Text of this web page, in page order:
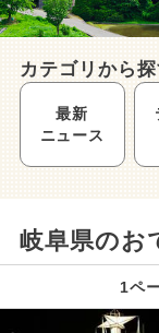
カテゴリから
最新
ニュース
岐阜県のお
1ペ